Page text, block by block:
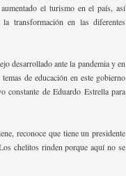
el turismo en el país, así
transformación en las diferentes
desarrollado ante la pandemia y en
de educación en este gobierno
constante de Eduardo Estrella para
reconoce que tiene un presidente
chelitos rinden porque aquí no se